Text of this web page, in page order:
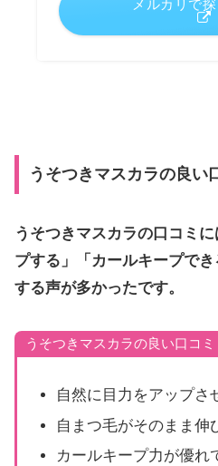
メルカリで
うそつきマスカラの良い
うそつきマスカラの口コミ
プする」「カールキープで
する声が多かったです。
うそつきマスカラの良い口コミ
自然に目力をアップさ
自まつ毛がそのまま伸
カールキープ力が優れ